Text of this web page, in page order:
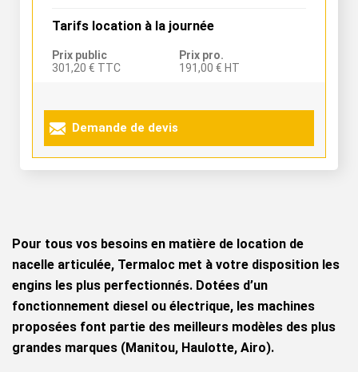
Tarifs location à la journée
Prix public
301,20 € TTC
Prix pro.
191,00 € HT
Demande de devis
Pour tous vos besoins en matière de location de
nacelle articulée, Termaloc met à votre disposition les
engins les plus perfectionnés. Dotées d’un
fonctionnement diesel ou électrique, les machines
proposées font partie des meilleurs modèles des plus
grandes marques (Manitou, Haulotte, Airo).